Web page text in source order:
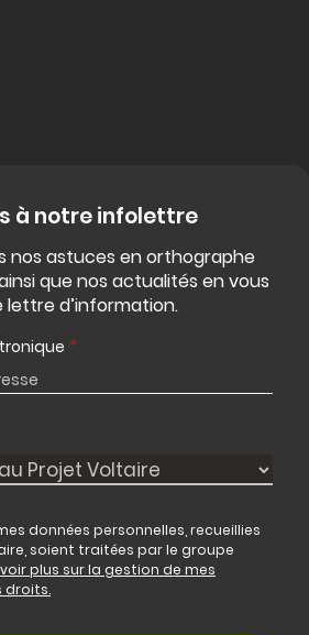
à notre infolettre
nos astuces en orthographe
que nos actualités en vous
d’information.
*
données personnelles, recueillies
soient traitées par le groupe
plus sur la gestion de mes
droits.